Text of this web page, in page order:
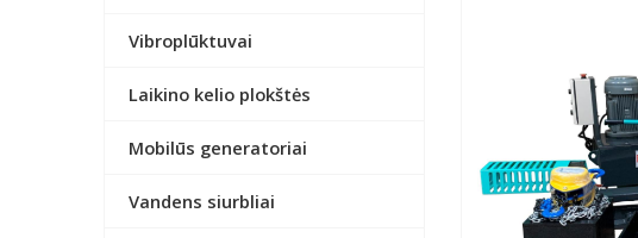
Vibroplūktuvai
Laikino kelio plokštės
Mobilūs generatoriai
Vandens siurbliai